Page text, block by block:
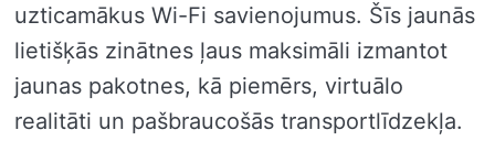
uzticamākus Wi-Fi savienojumus. Šīs jaunās
lietišķās zinātnes ļaus maksimāli izmantot
jaunas pakotnes, kā piemērs, virtuālo
realitāti un pašbraucošās transportlīdzekļa.